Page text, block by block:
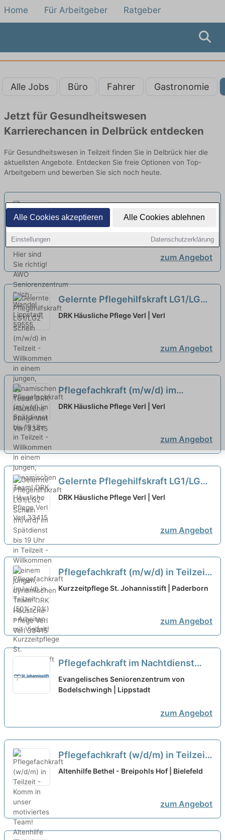
Alle Cookies akzeptieren Alle Cookies ablehnen
Einstellungen Datenschutzerklärung
Home Für Arbeitgeber Ratgeber
Alle Jobs Büro Fahrer Gastronomie
Jetzt für Gesundheitswesen
Karrierechancen in Delbrück entdecken
Für Gesundheitswesen in Teilzeit finden Sie in Delbrück hier die
aktuellsten Angebote. Entdecken Sie freie Optionen von Top-
Arbeitgebern und bewerben Sie sich noch heute.
Pflegefachkraft (w/d/m) als
Dauernachtwache in Teilzeit - Hier
AWO Seniorenzentrum Erich-Wandel |
zum Angebot
Gelernte Pflegehilfskraft LG1/LG2-
Schein (m/w/d) in Teilzeit -
DRK Häusliche Pflege Verl | Verl
zum Angebot
Pflegefachkraft (m/w/d) im
Spätdienst bis 19 Uhr in Teilzeit -
DRK Häusliche Pflege Verl | Verl
zum Angebot
Gelernte Pflegehilfskraft LG1/LG2-
Schein (m/w/d) im Spätdienst bis
DRK Häusliche Pflege Verl | Verl
zum Angebot
Pflegefachkraft (m/w/d) in Teilzeit
(50%-70%) - Arbeiten mit Vielfalt!
Kurzzeitpflege St. Johannisstift | Paderborn
zum Angebot
Pflegefachkraft im Nachtdienst
(m/w/d) in Teilzeit - Teamplayer:in
mit Herz gesucht! neu
Evangelisches Seniorenzentrum von
Bodelschwingh | Lippstadt
zum Angebot
Pflegefachkraft (w/d/m) in Teilzeit
- Komm in unser motiviertes Team!
Altenhilfe Bethel - Breipohls Hof | Bielefeld
zum Angebot